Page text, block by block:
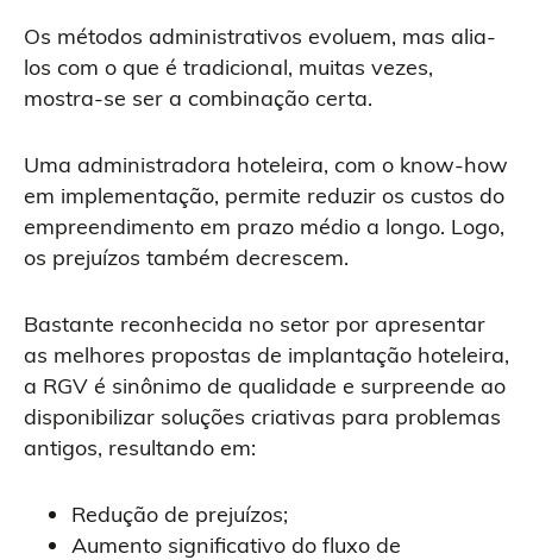
Os métodos administrativos evoluem, mas alia-
los com o que é tradicional, muitas vezes,
mostra-se ser a combinação certa.
Uma administradora hoteleira, com o know-how
em implementação, permite reduzir os custos do
empreendimento em prazo médio a longo. Logo,
os prejuízos também decrescem.
Bastante reconhecida no setor por apresentar
as melhores propostas de implantação hoteleira,
a RGV é sinônimo de qualidade e surpreende ao
disponibilizar soluções criativas para problemas
antigos, resultando em:
Redução de prejuízos;
Aumento significativo do fluxo de